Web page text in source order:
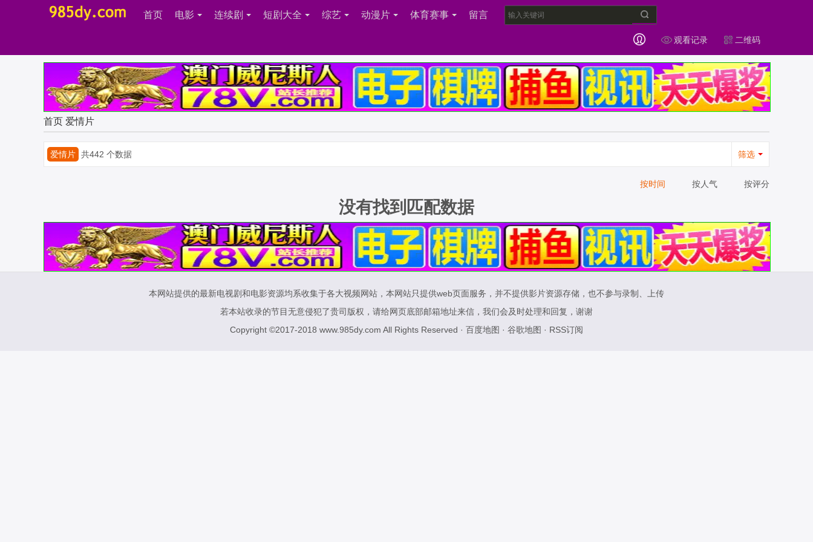
首页 电影 连续剧 短剧大全 综艺 动漫片 体育赛事 留言
二维码
观看记录
首页 爱情片
爱情片 共442 个数据 筛选
按时间 按人气 按评分
没有找到匹配数据
本网站提供的最新电视剧和电影资源均系收集于各大视频网站，本网站只提供web页面服务，并不提供影片资源存储，也不参与录制、上传
若本站收录的节目无意侵犯了贵司版权，请给网页底部邮箱地址来信，我们会及时处理和回复，谢谢
Copyright ©2017-2018 www.985dy.com All Rights Reserved · 百度地图 · 谷歌地图 · RSS订阅